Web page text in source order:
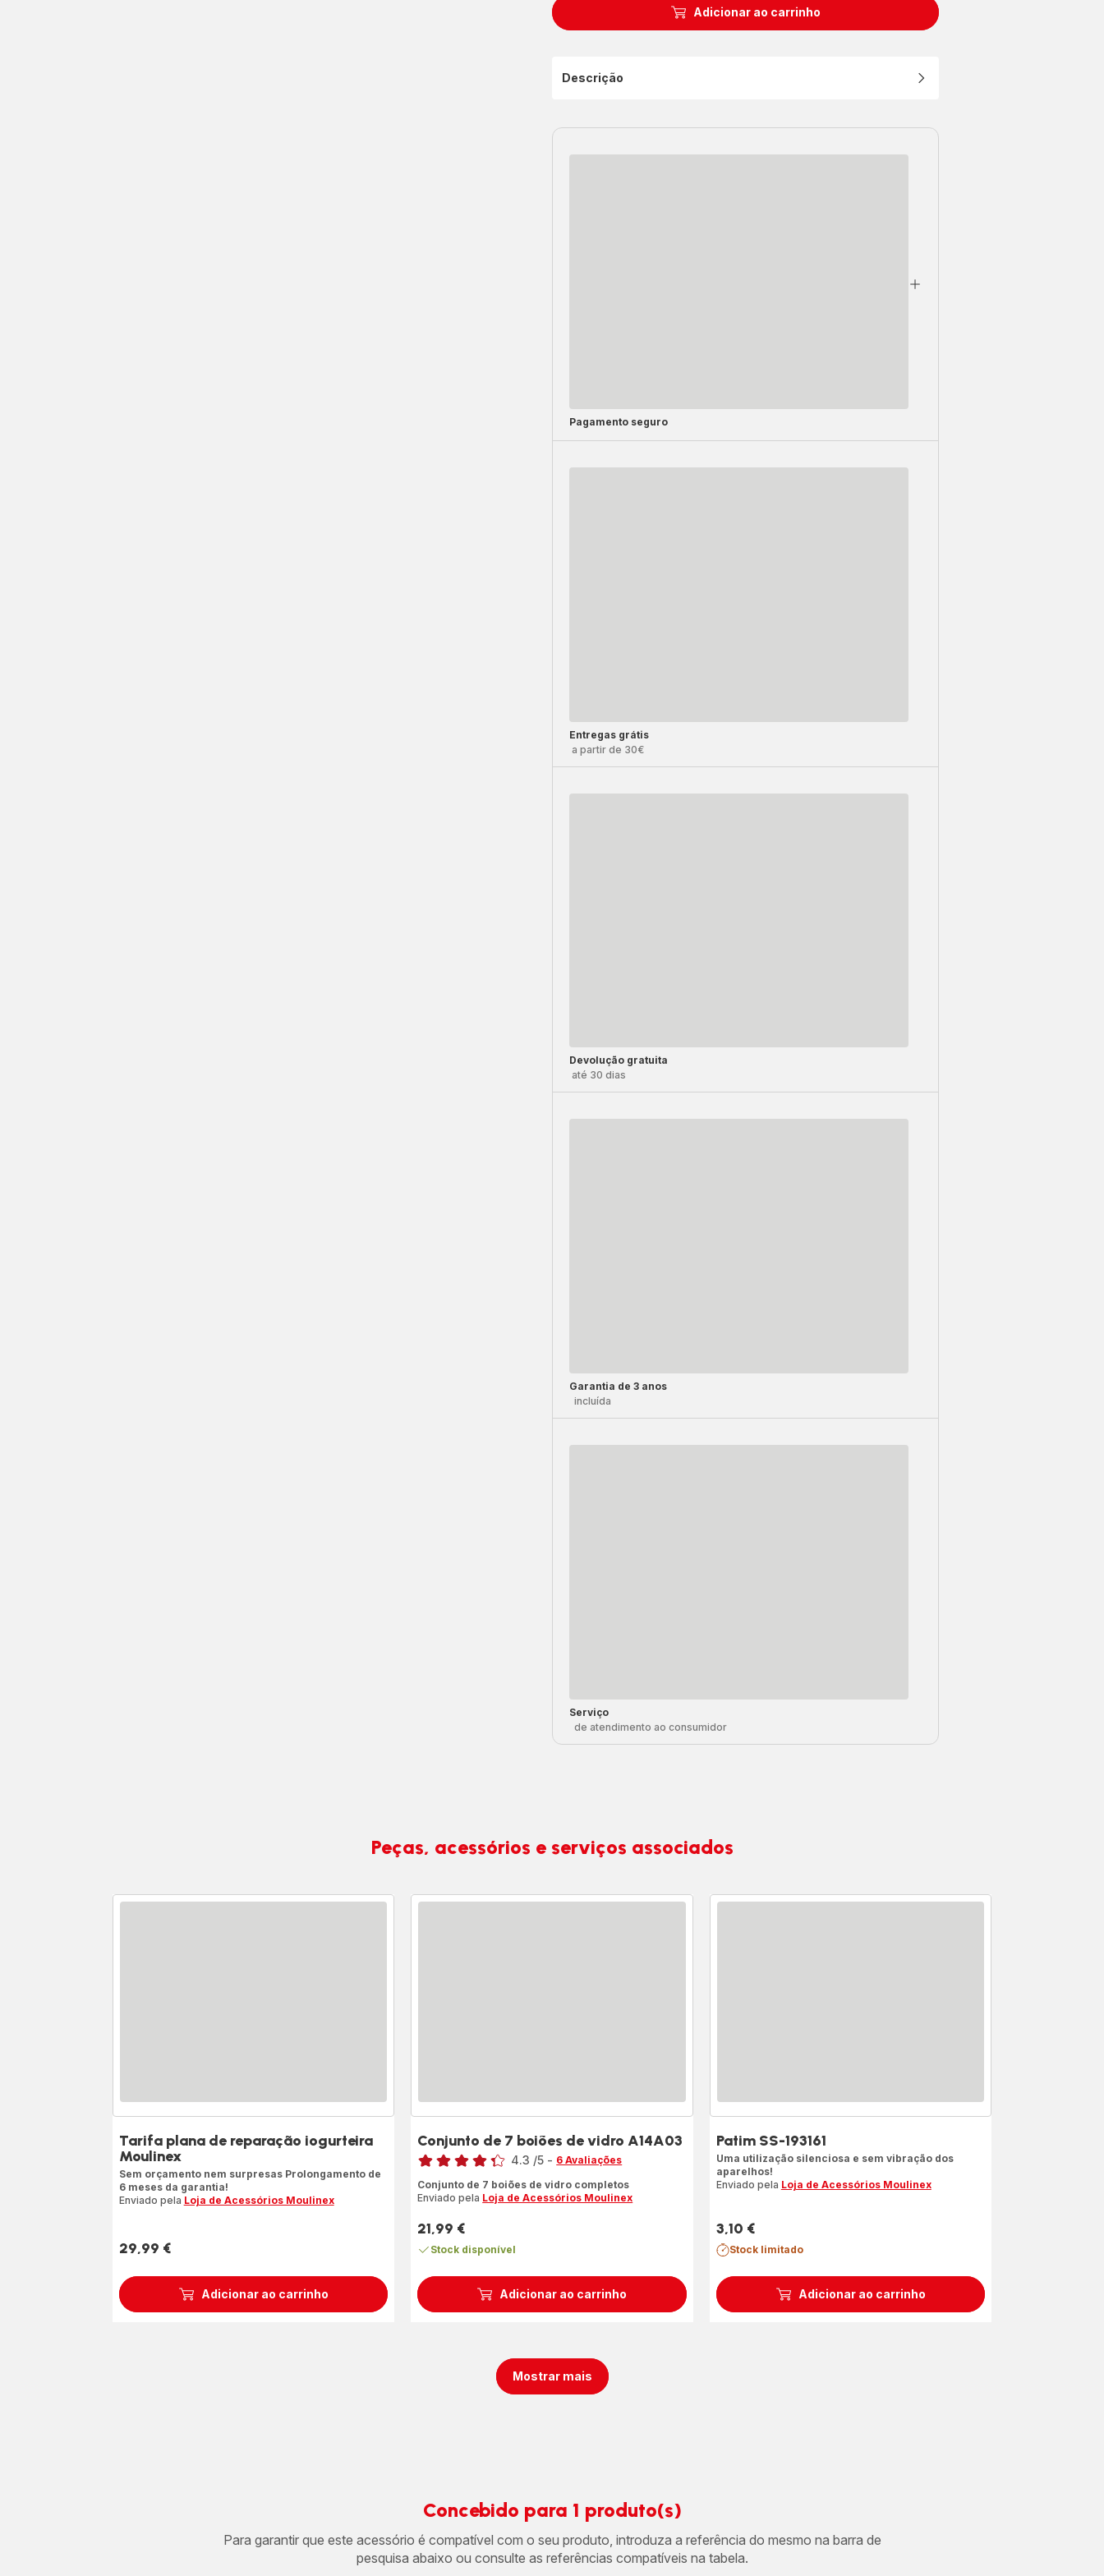
Adicionar ao carrinho
Descrição
Pagamento seguro
Entregas grátis
a partir de 30€
Devolução gratuita
até 30 dias
Garantia de 3 anos
incluída
Serviço
de atendimento ao consumidor
Peças, acessórios e serviços associados
Adicionar ao carrinho
Tarifa plana de reparação iogurteira
Moulinex
Sem orçamento nem surpresas Prolongamento de
6 meses da garantia!
Enviado pela Loja de Acessórios Moulinex
Preço
29,99 €
Adicionar ao carrinho
Conjunto de 7 boiões de vidro A14A03
Classificação
4.3 /5 - 6 Avaliações
Conjunto de 7 boiões de vidro completos
Enviado pela Loja de Acessórios Moulinex
Preço
21,99 €
Stock disponível
Adicionar ao carrinho
Patim SS-193161
Uma utilização silenciosa e sem vibração dos
aparelhos!
Enviado pela Loja de Acessórios Moulinex
Preço
3,10 €
Stock limitado
Mostrar mais
Concebido para 1 produto(s)
Para garantir que este acessório é compatível com o seu produto, introduza a referência do mesmo na barra de
pesquisa abaixo ou consulte as referências compatíveis na tabela.